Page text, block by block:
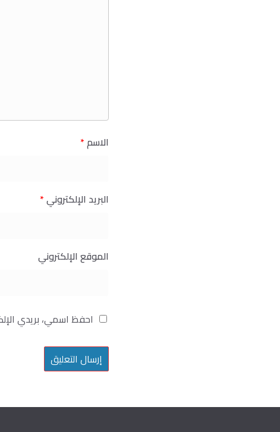
الاسم*
البريد الإلكتروني*
الموقع الإلكتروني
احفظ اسمي، بريدي